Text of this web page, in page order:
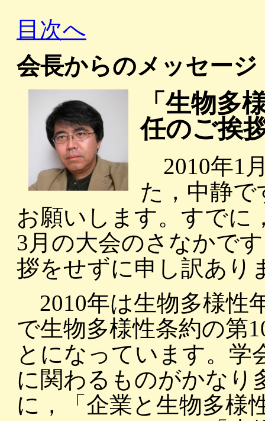
目次へ
会長からのメッセー
「生物多
任のご挨
2010年1
た，中静
お願いします。すでに
3月の大会のさなかで
拶をせずに申し訳あり
2010年は生物多様性
で生物多様性条約の第
とになっています。学
に関わるものがかなり
に，「企業と生物多様